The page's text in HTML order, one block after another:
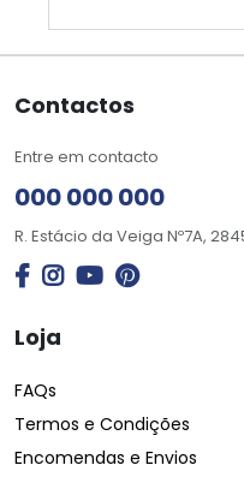
Contactos
Entre em contacto
000 000 000
R. Estácio da Veiga Nº7A,
Loja
FAQs
Termos e Condições
Encomendas e Envios